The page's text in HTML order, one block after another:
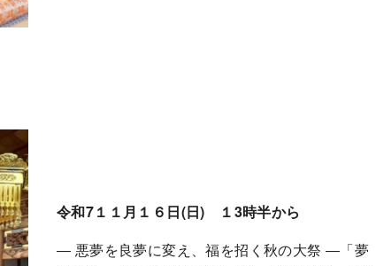
令和7１１月１６日(日) １3時半から
― 悪夢を良夢に変え、福を招く秋の大祭 ―「夢